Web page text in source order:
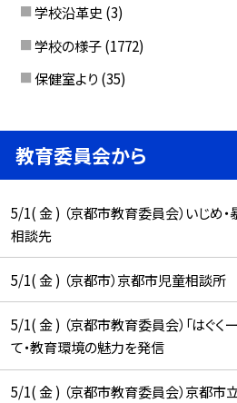
学校沿革史 (3)
学校の様子 (1772)
保健室より (35)
教育委員会から
5/1( 金 ) （京都市教育委員会）いじめ
相談先
5/1( 金 ) （京都市）京都市児童相談
5/1( 金 ) （京都市教育委員会）「はぐく
て・教育環境の魅力を発信
5/1( 金 ) （京都市教育委員会）京都市